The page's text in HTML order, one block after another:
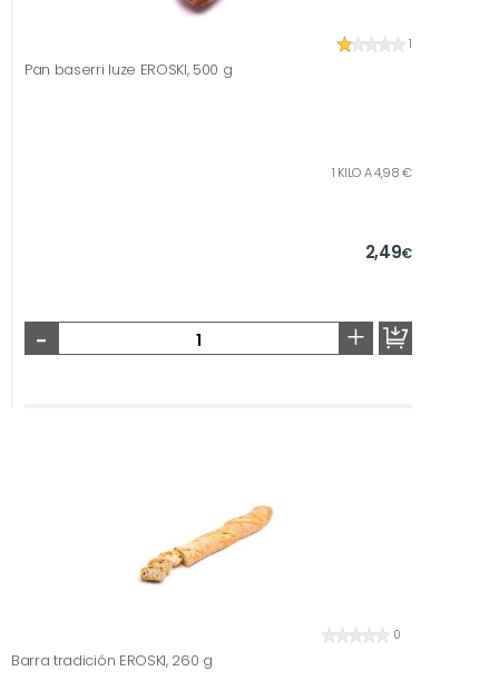
1
Pan baserri luze EROSKI, 500 g
1 KILO A 4,98 €
2,49€
- +
0
Barra tradición EROSKI, 260 g